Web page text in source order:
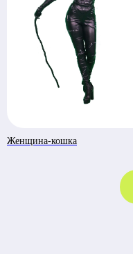
Женщина-кошка